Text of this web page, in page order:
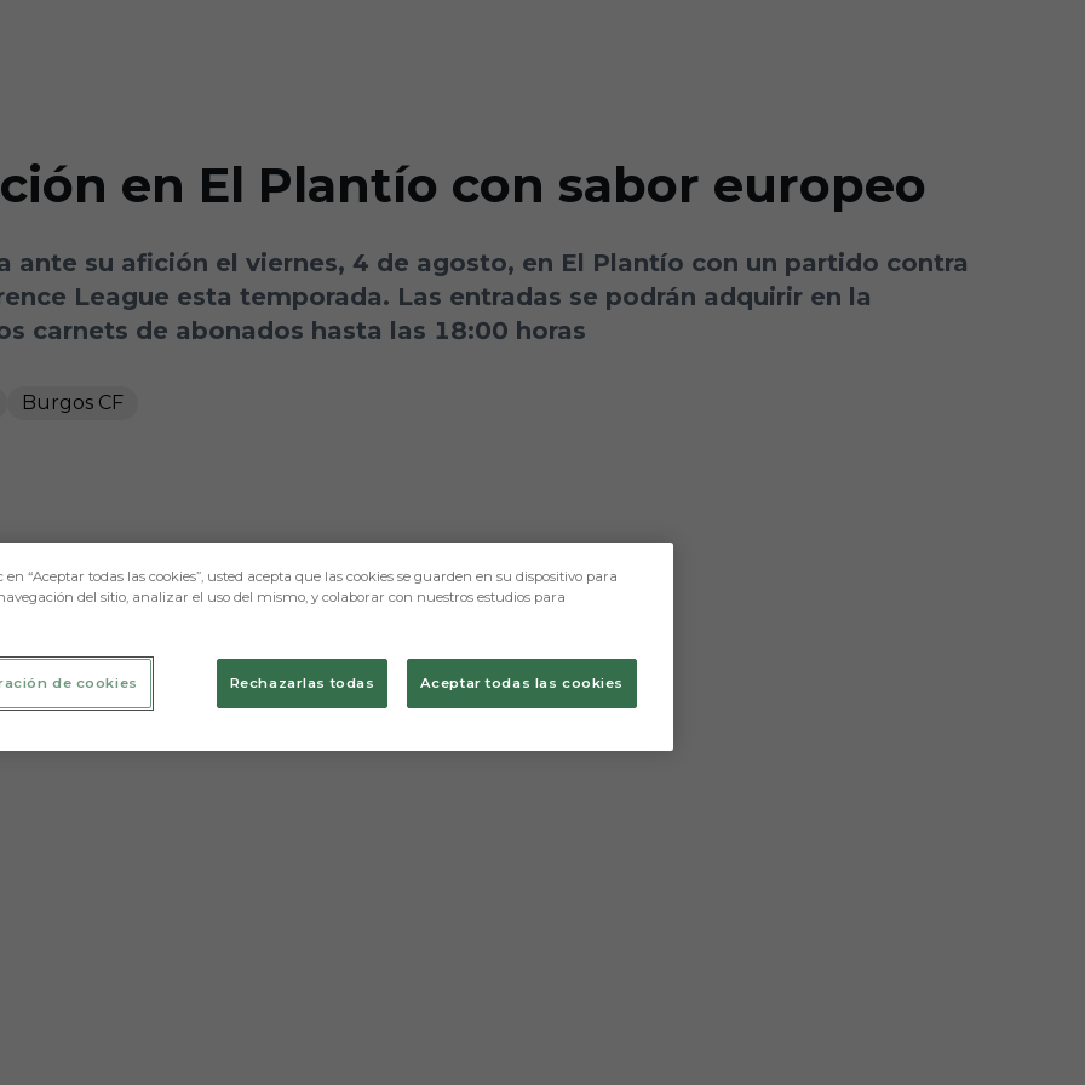
en El Plantío con sabor europeo
ante su afición el viernes, 4 de agosto, en El Plantío con un partido contra
League esta temporada. Las entradas se podrán adquirir en la
carnets de abonados hasta las 18:00 horas
Burgos CF
“Aceptar todas las cookies”, usted acepta que las cookies se guarden en su dispositivo para
del sitio, analizar el uso del mismo, y colaborar con nuestros estudios para
Rechazarlas todas Aceptar todas las cookies
de cookies